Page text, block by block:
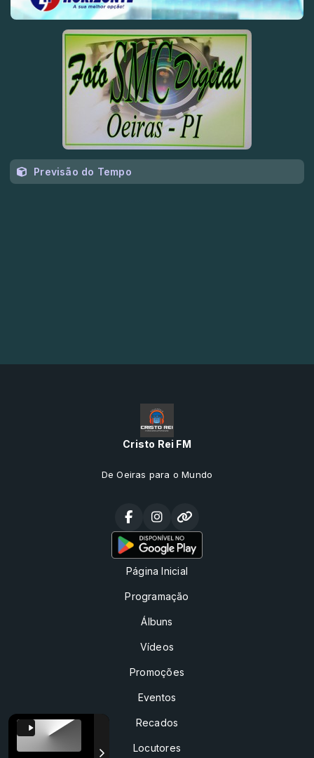
Previsão do Tempo
Cristo Rei FM
De Oeiras para o Mundo
Página Inicial
Programação
Álbuns
Vídeos
Promoções
Eventos
Recados
Locutores